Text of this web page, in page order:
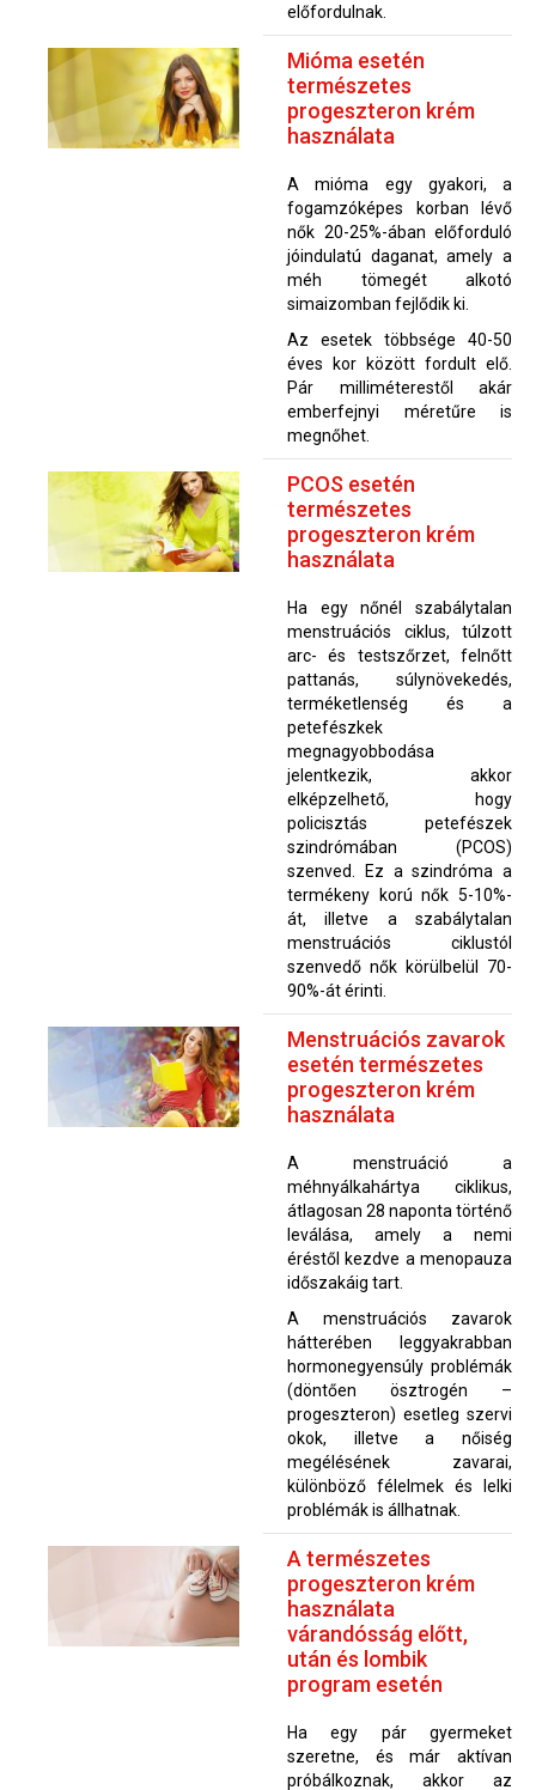
előfordulnak.
Mióma esetén
természetes
progeszteron krém
használata
A mióma egy gyakori, a
fogamzóképes korban lévő
nők 20-25%-ában előforduló
jóindulatú daganat, amely a
méh tömegét alkotó
simaizomban fejlődik ki.
Az esetek többsége 40-50
éves kor között fordult elő.
Pár milliméterestől akár
emberfejnyi méretűre is
megnőhet.
PCOS esetén
természetes
progeszteron krém
használata
Ha egy nőnél szabálytalan
menstruációs ciklus, túlzott
arc- és testszőrzet, felnőtt
pattanás, súlynövekedés,
terméketlenség és a
petefészkek
megnagyobbodása
jelentkezik, akkor
elképzelhető, hogy
policisztás petefészek
szindrómában (PCOS)
szenved. Ez a szindróma a
termékeny korú nők 5-10%-
át, illetve a szabálytalan
menstruációs ciklustól
szenvedő nők körülbelül 70-
90%-át érinti.
Menstruációs zavarok
esetén természetes
progeszteron krém
használata
A menstruáció a
méhnyálkahártya ciklikus,
átlagosan 28 naponta történő
leválása, amely a nemi
éréstől kezdve a menopauza
időszakáig tart.
A menstruációs zavarok
hátterében leggyakrabban
hormonegyensúly problémák
(döntően ösztrogén –
progeszteron) esetleg szervi
okok, illetve a nőiség
megélésének zavarai,
különböző félelmek és lelki
problémák is állhatnak.
A természetes
progeszteron krém
használata
várandósság előtt,
után és lombik
program esetén
Ha egy pár gyermeket
szeretne, és már aktívan
próbálkoznak, akkor az